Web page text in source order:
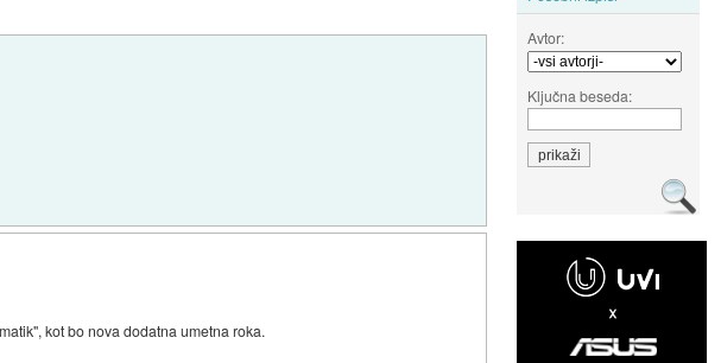
Avtor:
Ključna beseda:
kot bo nova dodatna umetna roka.